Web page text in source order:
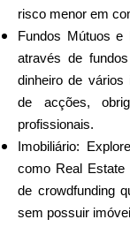
risco menor em
Fundos Mútuos e
através de
dinheiro de vários
de acções,
profissionais.
Imobiliário:
como Real Estate
de crowdfunding
sem possuir